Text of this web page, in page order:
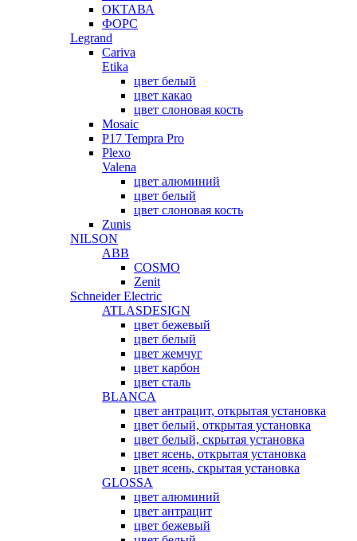
ОКТАВА
ФОРС
Legrand
Cariva
Etika
цвет белый
цвет какао
цвет слоновая кость
Mosaic
P17 Tempra Pro
Plexo
Valena
цвет алюминий
цвет белый
цвет слоновая кость
Zunis
NILSON
ABB
COSMO
Zenit
Schneider Electric
ATLASDESIGN
цвет бежевый
цвет белый
цвет жемчуг
цвет карбон
цвет сталь
BLANCA
цвет антрацит, открытая установка
цвет белый, открытая установка
цвет белый, скрытая установка
цвет ясень, открытая установка
цвет ясень, скрытая установка
GLOSSA
цвет алюминий
цвет антрацит
цвет бежевый